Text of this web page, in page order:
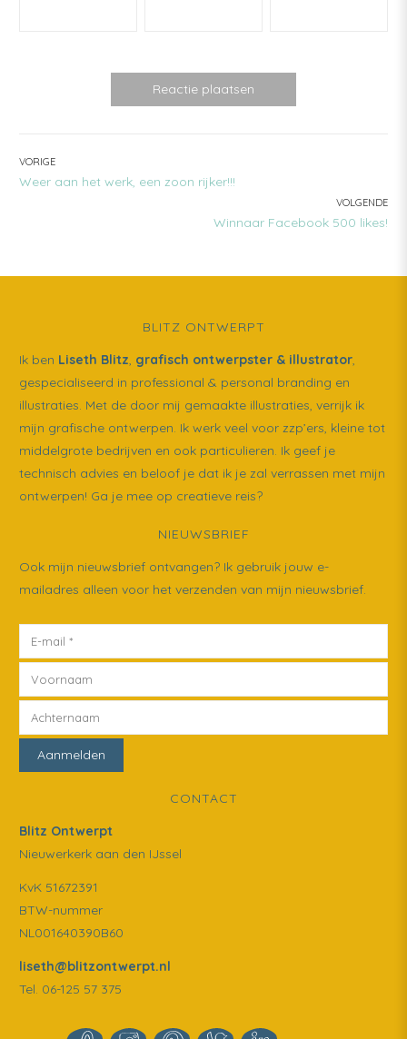
BERICHT
VORIGE
PREVIOUS
Weer aan het werk, een zoon rijker!!!
VOLGENDE
NEXT
Winnaar Facebook 500 likes!
BLITZ ONTWERPT
Ik ben Liseth Blitz, grafisch ontwerpster & illustrator,
gespecialiseerd in professional & personal branding en
illustraties. Met de door mij gemaakte illustraties, verrijk ik
mijn grafische ontwerpen. Ik werk veel voor zzp’ers, kleine tot
middelgrote bedrijven en ook particulieren. Ik geef je
technisch advies en beloof je dat ik je zal verrassen met mijn
ontwerpen! Ga je mee op creatieve reis?
NIEUWSBRIEF
Ook mijn nieuwsbrief ontvangen? Ik gebruik jouw e-
mailadres alleen voor het verzenden van mijn nieuwsbrief.
CONTACT
Blitz Ontwerpt
Nieuwerkerk aan den IJssel
KvK 51672391
BTW-nummer
NL001640390B60
liseth@blitzontwerpt.nl
Tel. 06-125 57 375